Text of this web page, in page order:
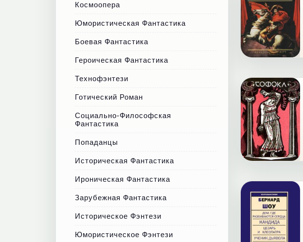
Космоопера
Юмористическая Фантастика
Боевая Фантастика
Героическая Фантастика
Технофэнтези
Готический Роман
Социально-Философская
Фантастика
Попаданцы
Историческая Фантастика
Ироническая Фантастика
Зарубежная Фантастика
Историческое Фэнтези
Юмористическое Фэнтези